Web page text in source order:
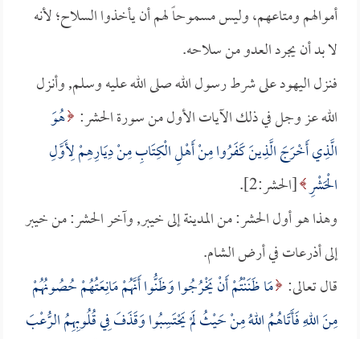
أموالهم ومتاعهم، وليس مسموحاً لهم أن يأخذوا السلاح؛ لأنه
لا بد أن يجرد العدو من سلاحه.
فنزل اليهود على شرط رسول الله صلى الله عليه وسلم, وأنزل
الله عز وجل في ذلك الآيات الأول من سورة الحشر: هُوَ
الَّذِي أَخْرَجَ الَّذِينَ كَفَرُوا مِنْ أَهْلِ الْكِتَابِ مِنْ دِيَارِهِمْ لِأَوَّلِ
الْحَشْرِ [الحشر:2].
وهذا هو أول الحشر: من المدينة إلى خيبر, وآخر الحشر: من خيبر
إلى أذرعات في أرض الشام.
قال تعالى: مَا ظَنَنْتُمْ أَنْ يَخْرُجُوا وَظَنُّوا أَنَّهُمْ مَانِعَتُهُمْ حُصُونُهُمْ
مِنَ اللهِ فَأَتَاهُمُ اللهُ مِنْ حَيْثُ لَمْ يَحْتَسِبُوا وَقَذَفَ فِي قُلُوبِهِمُ الرُّعْبَ